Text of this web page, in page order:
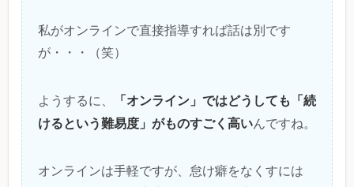
私がオンラインで直接指導すれば話は別です
が・・・（笑）
ようするに、
「オンライン」ではどうしても「続
けるという難易度」がものすごく高いんですね。
オンラインは手軽ですが、怠け癖をなくすには